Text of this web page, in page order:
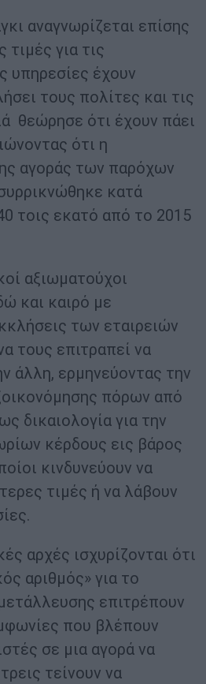
αναγνωρίζεται επίσης
τιμές για τις
υπηρεσίες έχουν
τους πολίτες και τις
θεώρησε ότι έχουν πάει
ότι η
αγοράς των παρόχων
κατά
τοις εκατό από το 2015
αξιωματούχοι
και καιρό με
των εταιρειών
τους επιτραπεί να
άλλη, ερμηνεύοντας την
πόρων από
δικαιολογία για την
κέρδους εις βάρος
κινδυνεύουν να
τιμές ή να λάβουν
αρχές ισχυρίζονται ότι
αριθμός» για το
επιτρέπουν
που βλέπουν
σε μια αγορά να
τείνουν να